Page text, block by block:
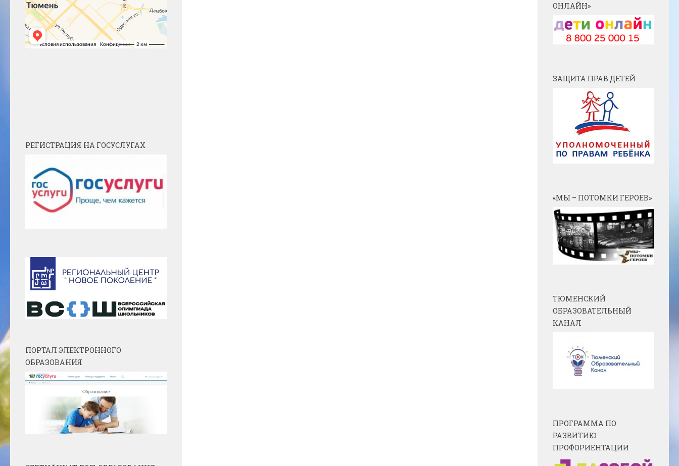
РЕГИСТРАЦИЯ НА ГОСУСЛУГАХ
ПОРТАЛ ЭЛЕКТРОННОГО
ОБРАЗОВАНИЯ
ОНЛАЙН»
ЗАЩИТА ПРАВ ДЕТЕЙ
«МЫ – ПОТОМКИ ГЕРОЕВ»
ТЮМЕНСКИЙ
ОБРАЗОВАТЕЛЬНЫЙ
КАНАЛ
ПРОГРАММА ПО
РАЗВИТИЮ
ПРОФОРИЕНТАЦИИ